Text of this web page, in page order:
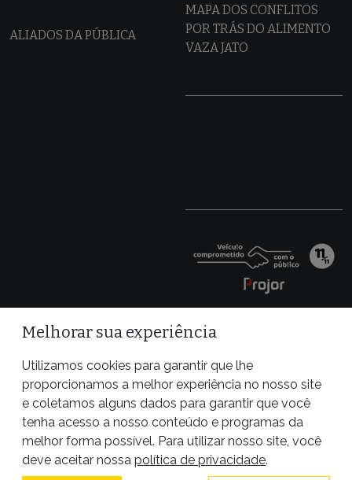
ALIADOS DA PÚBLICA
MAPA DOS CONFLITOS
POR TRÁS DO ALIMENTO
VAZA JATO
Site desenvolvido por
Melhorar sua experiência
Utilizamos cookies para garantir que lhe
proporcionamos a melhor experiência no nosso site
e coletamos alguns dados para garantir que você
tenha acesso a nosso conteúdo e programas da
melhor forma possível. Para utilizar nosso site, você
deve aceitar nossa política de privacidade.